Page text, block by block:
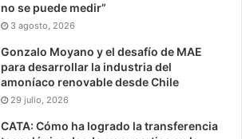
no se puede medir”
3 agosto, 2026
Gonzalo Moyano y el desafío de MAE
para desarrollar la industria del
amoníaco renovable desde Chile
29 julio, 2026
CATA: Cómo ha logrado la transferencia